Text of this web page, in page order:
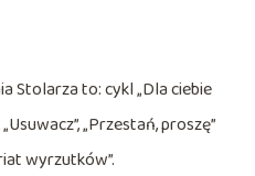
Stolarza to: cykl „Dla ciebie
„Przestań, proszę”
wyrzutków”.